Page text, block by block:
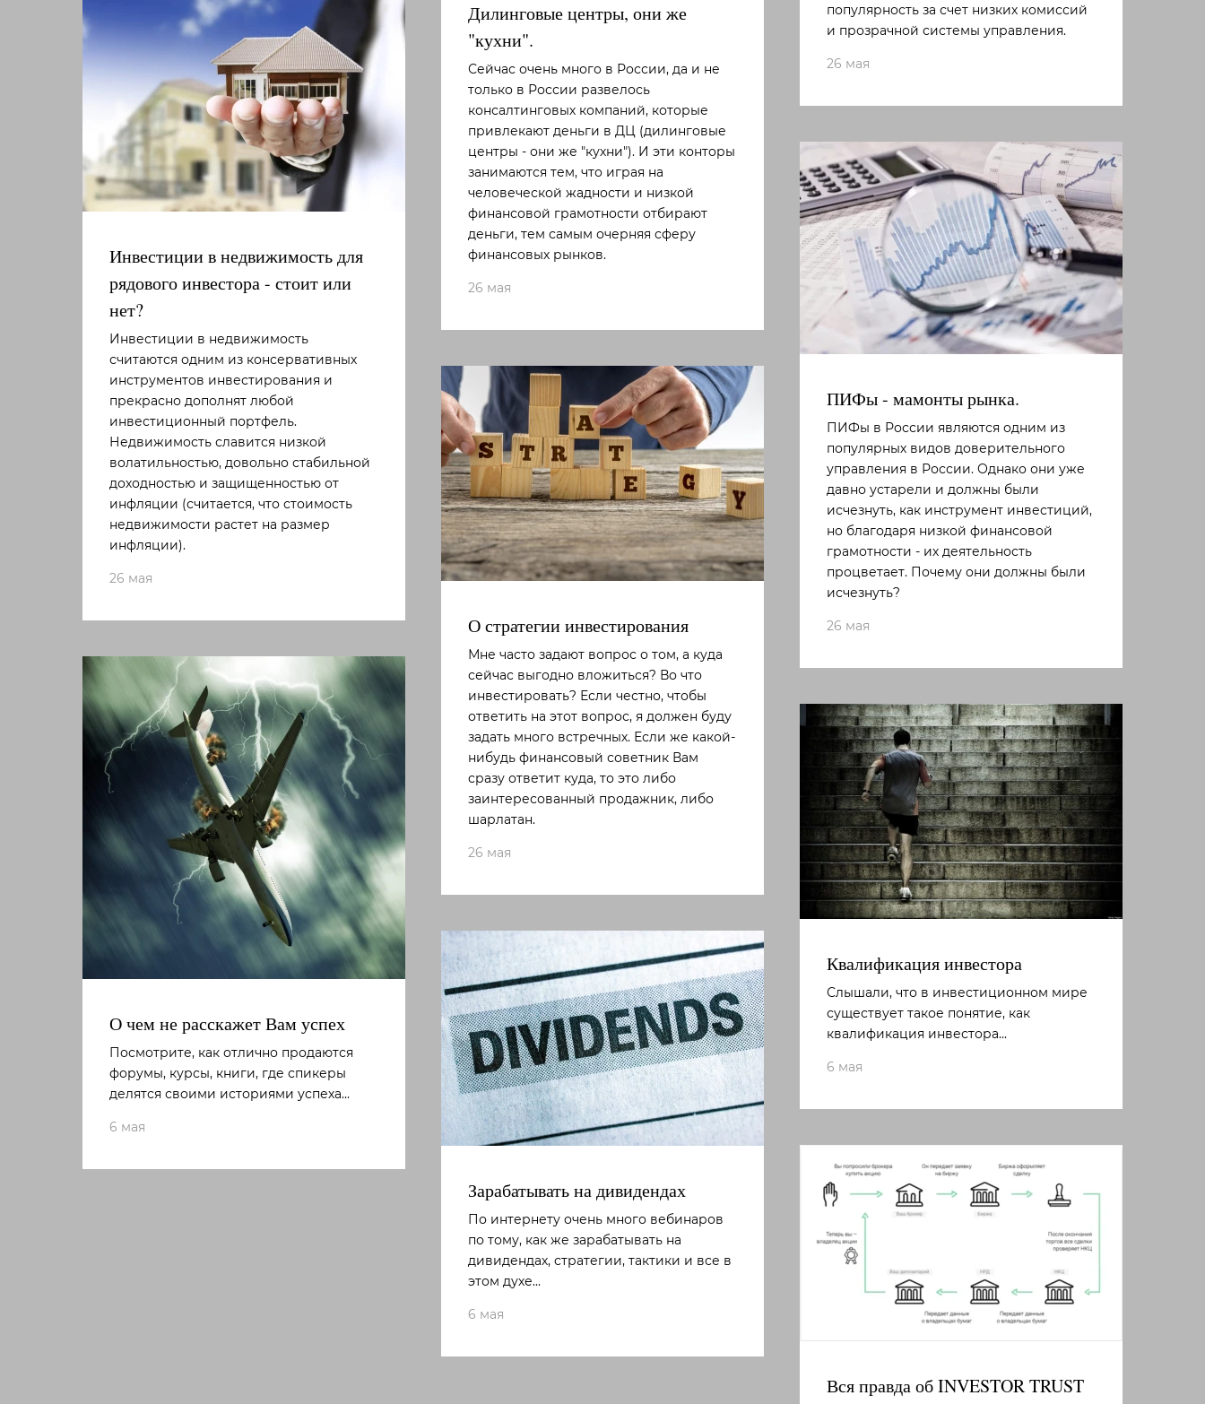
популярность за счет низких комиссий
и прозрачной системы управления.
26 мая
Инвестиции в недвижимость для
рядового инвестора - стоит или
нет?
Инвестиции в недвижимость
считаются одним из консервативных
инструментов инвестирования и
прекрасно дополнят любой
инвестиционный портфель.
Недвижимость славится низкой
волатильностью, довольно стабильной
доходностью и защищенностью от
инфляции (считается, что стоимость
недвижимости растет на размер
инфляции).
26 мая
Дилинговые центры, они же
"кухни".
Сейчас очень много в России, да и не
только в России развелось
консалтинговых компаний, которые
привлекают деньги в ДЦ (дилинговые
центры - они же "кухни"). И эти конторы
занимаются тем, что играя на
человеческой жадности и низкой
финансовой грамотности отбирают
деньги, тем самым очерняя сферу
финансовых рынков.
26 мая
ПИФы - мамонты рынка.
ПИФы в России являются одним из
популярных видов доверительного
управления в России. Однако они уже
давно устарели и должны были
исчезнуть, как инструмент инвестиций,
но благодаря низкой финансовой
грамотности - их деятельность
процветает. Почему они должны были
исчезнуть?
26 мая
О стратегии инвестирования
Мне часто задают вопрос о том, а куда
сейчас выгодно вложиться? Во что
инвестировать? Если честно, чтобы
ответить на этот вопрос, я должен буду
задать много встречных. Если же какой-
нибудь финансовый советник Вам
сразу ответит куда, то это либо
заинтересованный продажник, либо
шарлатан.
26 мая
О чем не расскажет Вам успех
Посмотрите, как отлично продаются
форумы, курсы, книги, где спикеры
делятся своими историями успеха...
6 мая
Квалификация инвестора
Слышали, что в инвестиционном мире
существует такое понятие, как
квалификация инвестора...
6 мая
Зарабатывать на дивидендах
По интернету очень много вебинаров
по тому, как же зарабатывать на
дивидендах, стратегии, тактики и все в
этом духе...
6 мая
Вся правда об INVESTOR TRUST